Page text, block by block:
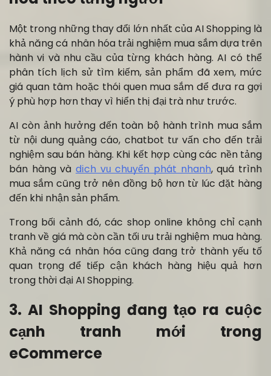
Một trong những thay đổi lớn nhất của AI Shopping là
khả năng cá nhân hóa trải nghiệm mua sắm dựa trên
hành vi và nhu cầu của từng khách hàng. AI có thể
phân tích lịch sử tìm kiếm, sản phẩm đã xem, mức
giá quan tâm hoặc thói quen mua sắm để đưa ra gợi
ý phù hợp hơn thay vì hiển thị đại trà như trước.
AI còn ảnh hưởng đến toàn bộ hành trình mua sắm
từ nội dung quảng cáo, chatbot tư vấn cho đến trải
nghiệm sau bán hàng. Khi kết hợp cùng các nền tảng
bán hàng và dịch vụ chuyển phát nhanh, quá trình
mua sắm cũng trở nên đồng bộ hơn từ lúc đặt hàng
đến khi nhận sản phẩm.
Trong bối cảnh đó, các shop online không chỉ cạnh
tranh về giá mà còn cần tối ưu trải nghiệm mua hàng.
Khả năng cá nhân hóa cũng đang trở thành yếu tố
quan trọng để tiếp cận khách hàng hiệu quả hơn
trong thời đại AI Shopping.
3. AI Shopping đang tạo ra cuộc
cạnh tranh mới trong
eCommerce